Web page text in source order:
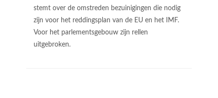
stemt over de omstreden bezuinigingen die nodig
zijn voor het reddingsplan van de EU en het IMF.
Voor het parlementsgebouw zijn rellen
uitgebroken.